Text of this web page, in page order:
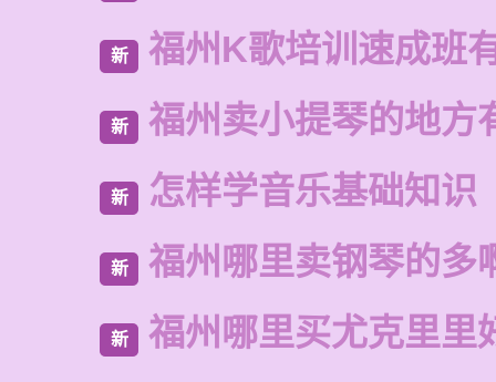
新 福州K歌培训速成班
新 福州卖小提琴的地方
新 怎样学音乐基础知识
新 福州哪里卖钢琴的多
新 福州哪里买尤克里里